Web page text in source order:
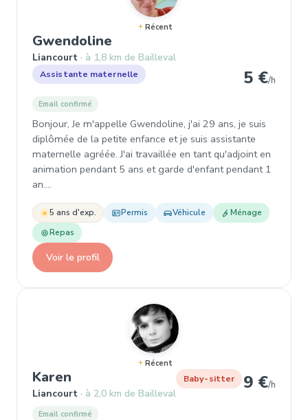
Récent
Gwendoline
Liancourt à 1,8 km de Bailleval
Assistante maternelle 5 €/h
Email confirmé
Bonjour, Je m'appelle Gwendoline, j'ai 29 ans, je suis
diplômée de la petite enfance et je suis assistante
maternelle agréée. J'ai travaillée en tant qu'adjoint en
animation pendant 5 ans et garde d'enfant pendant 1
an.…
5 ans d'exp. Permis Véhicule
Ménage
Repas
Voir le profil
Récent
Karen , Garde d'enfant à Liancourt
Liancourt à 2,0 km de Bailleval
Baby-sitter 9 €/h
Email confirmé